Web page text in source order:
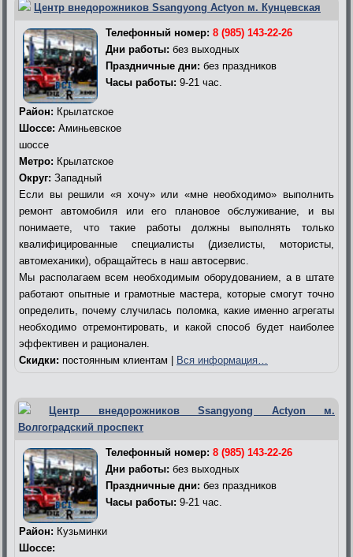
Центр внедорожников Ssangyong Actyon м. Кунцевская
Телефонный номер: 8 (985) 143-22-26
Дни работы: без выходных
Праздничные дни: без праздников
Часы работы: 9-21 час.
Район: Крылатское
Шоссе: Аминьевское
шоссе
Метро: Крылатское
Округ: Западный
Если вы решили «я хочу» или «мне необходимо» выполнить
ремонт автомобиля или его плановое обслуживание, и вы
понимаете, что такие работы должны выполнять только
квалифицированные специалисты (дизелисты, мотористы,
автомеханики), обращайтесь в наш автосервис.
Мы располагаем всем необходимым оборудованием, а в штате
работают опытные и грамотные мастера, которые смогут точно
определить, почему случилась поломка, какие именно агрегаты
необходимо отремонтировать, и какой способ будет наиболее
эффективен и рационален.
Скидки: постоянным клиентам | Вся информация…
Центр внедорожников Ssangyong Actyon м.
Волгоградский проспект
Телефонный номер: 8 (985) 143-22-26
Дни работы: без выходных
Праздничные дни: без праздников
Часы работы: 9-21 час.
Район: Кузьминки
Шоссе: